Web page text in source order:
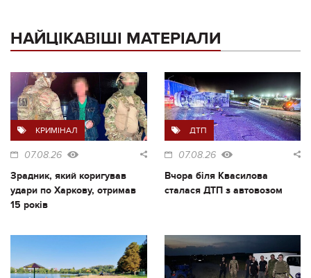
НАЙЦІКАВІШІ МАТЕРІАЛИ
КРИМІНАЛ
07.08.26
Зрадник, який коригував
удари по Харкову, отримав
15 років
ДТП
07.08.26
Вчора біля Квасилова
сталася ДТП з автовозом